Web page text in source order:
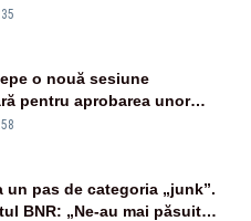
ci pe proiecte”
o nouă sesiune
pentru aprobarea unor
un pas de categoria „junk”.
BNR: „Ne-au mai păsuit